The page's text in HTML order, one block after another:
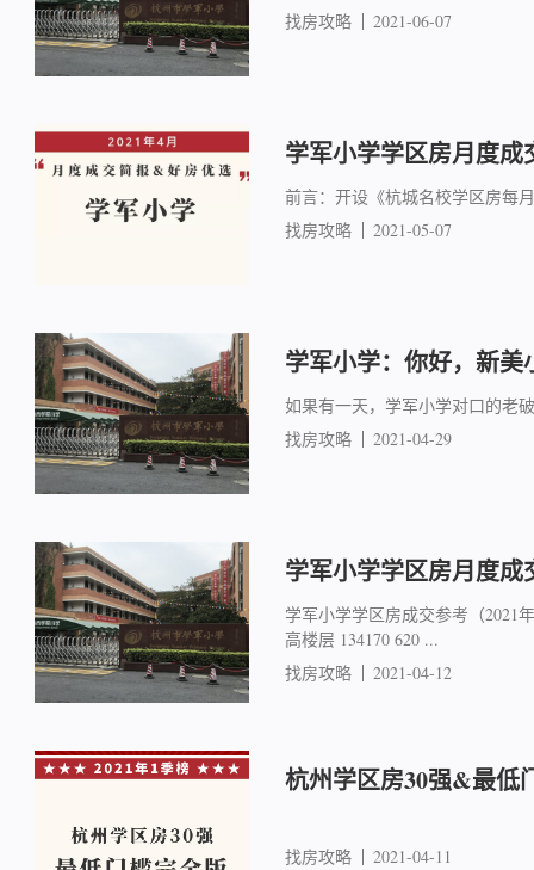
找房攻略
2021-06-07
学军小学学区房月度成
前言：开设《杭城名校学区房每
找房攻略
2021-05-07
学军小学：你好，新美
如果有一天，学军小学对口的老
找房攻略
2021-04-29
学军小学学区房月度成
学军小学学区房成交参考（2021
高楼层 134170 620 ...
找房攻略
2021-04-12
杭州学区房30强&最低
找房攻略 2021-04-11